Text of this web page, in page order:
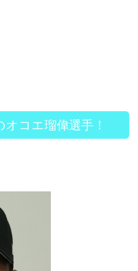
コエ瑠偉選手！